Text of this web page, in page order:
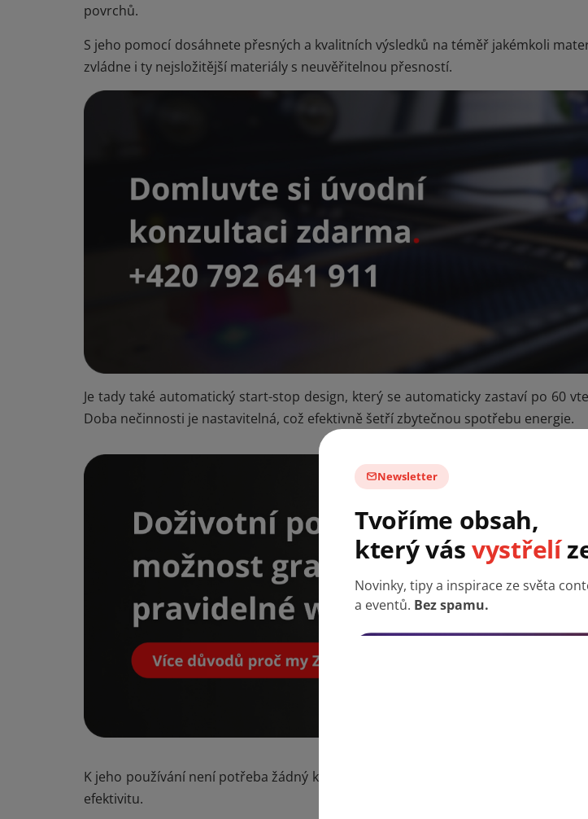
povrchů.
S jeho pomocí dosáhnete přesných a kvalitních výsledků na téměř jakémkoli
zvládne i ty nejsložitější materiály s neuvěřitelnou přesností.
Je tady také automatický start-stop design, který se automaticky zastaví po 60
Doba nečinnosti je nastavitelná, což efektivně šetří zbytečnou spotřebu energie.
K jeho používání není potřeba žádný kabel, protože je vybaven vestavěnou
efektivitu.
Newsletter
Tvoříme obsah,
který vásvystřelí
Novinky, tipy a inspirace ze světa
a eventů. Bez spamu.